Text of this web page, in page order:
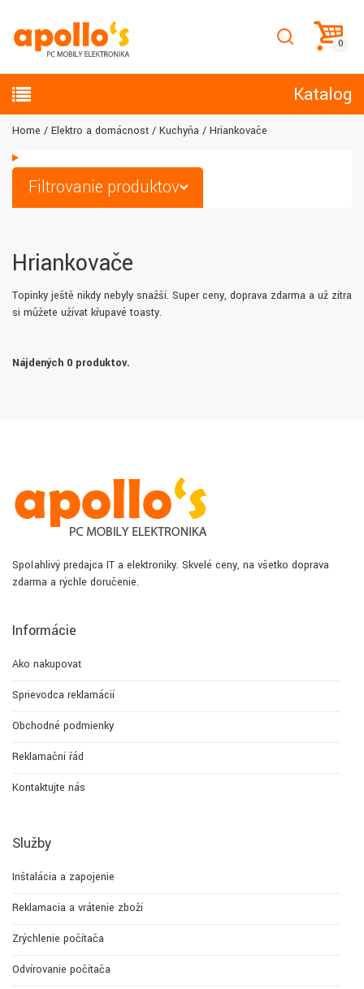
Katalog
Home Elektro a domácnosť Kuchyňa Hriankovače
Filtrovanie produktov
Hriankovače
Topinky ještě nikdy nebyly snažší. Super ceny, doprava zdarma a už zítra
si můžete užívat křupavé toasty.
Nájdených 0 produktov.
Spoľahlivý predajca IT a elektroniky. Skvelé ceny, na všetko doprava
zdarma a rýchle doručenie.
Informácie
Ako nakupovať
Sprievodca reklamácií
Obchodné podmienky
Reklamační řád
Kontaktujte nás
Služby
Inštalácia a zapojenie
Reklamacia a vrátenie zboží
Zrýchlenie počítača
Odvírovanie počítača